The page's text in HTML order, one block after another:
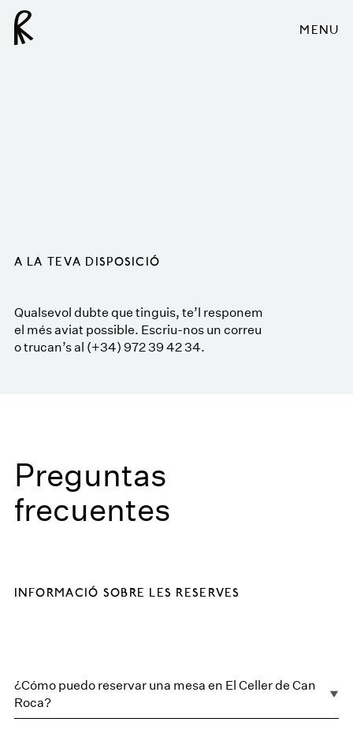
MENU
A LA TEVA DISPOSICIÓ
Qualsevol dubte que tinguis, te’l responem
el més aviat possible. Escriu-nos un correu
o trucan’s al (+34) 972 39 42 34.
Preguntas
frecuentes
INFORMACIÓ SOBRE LES RESERVES
¿Cómo puedo reservar una mesa en El Celler de Can
Roca?